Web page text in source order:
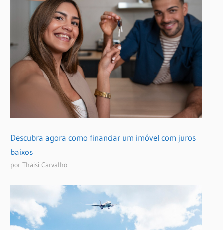
Descubra agora como financiar um imóvel com juros
baixos
por Thaisi Carvalho